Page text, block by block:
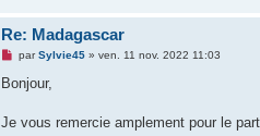
Re: Madagascar
M
s
g
parSylvie45» ven. 11 nov. 2022 11:03
Bonjour,
Je vous remercie amplement pour le